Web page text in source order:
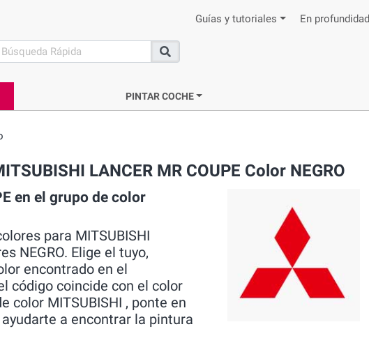
Guías y tutoriales En profundidad
Buscar
PINTAR COCHE
LANCER MR COUPE Color NEGRO
en el grupo de color
para MITSUBISHI
NEGRO. Elige el tuyo,
encontrado en el
código coincide con el color
color MITSUBISHI , ponte en
a encontrar la pintura